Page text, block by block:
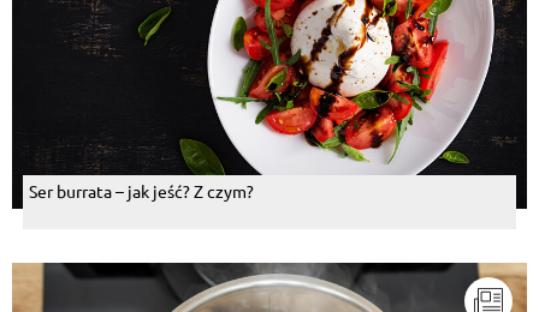
Ser burrata – jak jeść? Z czym?